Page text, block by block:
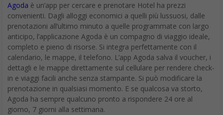
Agoda è un’app per cercare e prenotare Hotel ha prezzi
convenienti. Dagli alloggi economici a quelli più lussuosi, dalle
prenotazioni all’ultimo minuto a quelle programmate con largo
anticipo, l’applicazione Agoda è un compagno di viaggio ideale,
completo e pieno di risorse. Si integra perfettamente con il
calendario, le mappe, il telefono. L’app Agoda salva il voucher, i
dettagli e le mappe direttamente sul cellulare per rendere check-
in e viaggi facili anche senza stampante. Si può modificare la
prenotazione in qualsiasi momento. E se qualcosa va storto,
Agoda ha sempre qualcuno pronto a rispondere 24 ore al
giorno, 7 giorni alla settimana.